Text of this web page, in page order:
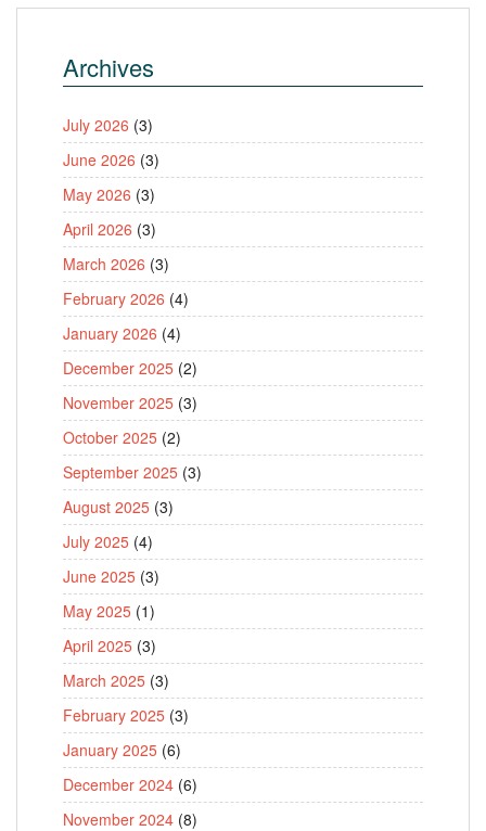
Archives
July 2026 (3)
June 2026 (3)
May 2026 (3)
April 2026 (3)
March 2026 (3)
February 2026 (4)
January 2026 (4)
December 2025 (2)
November 2025 (3)
October 2025 (2)
September 2025 (3)
August 2025 (3)
July 2025 (4)
June 2025 (3)
May 2025 (1)
April 2025 (3)
March 2025 (3)
February 2025 (3)
January 2025 (6)
December 2024 (6)
November 2024 (8)